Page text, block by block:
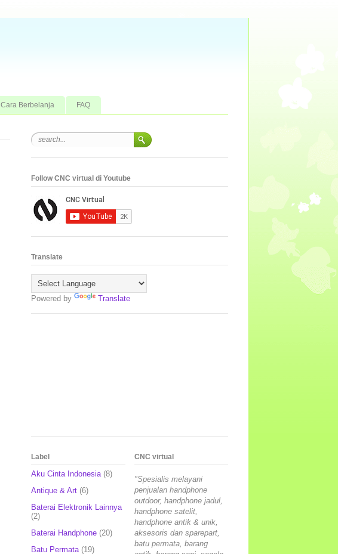
Cara Berbelanja FAQ
Follow CNC virtual di Youtube
Translate
Powered by Translate
Label
Aku Cinta Indonesia (8)
Antique & Art (6)
Baterai Elektronik Lainnya
(2)
Baterai Handphone (20)
Batu Permata (19)
CNC virtual
"Spesialis melayani
penjualan handphone
outdoor, handphone jadul,
handphone satelit,
handphone antik & unik,
aksesoris dan sparepart,
batu permata, barang